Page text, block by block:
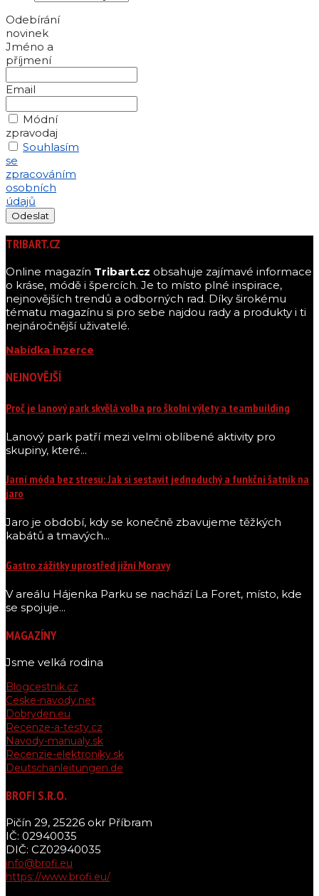
Odebírání
novinek
Jméno a
příjmení
Email
Módní
zpravodaj
Souhlasím
se
zpracováním
osobních
údajů
TRIBART.CZ
Online magazín Tribart.cz obsahuje zajímavé informace
o kráse, módě i špercích. Je to místo plné inspirace,
nejnovějších trendů a odborných rad. Díky širokému
tématu magazínu si pro sebe najdou rady a produkty i ti
nejnáročnější uživatelé.
Nabídka inzerce
NEJNOVĚJŠÍ
Proč je lanový park skvělá volba pro školní výlety a teambuilding
Lanový park patří mezi velmi oblíbené aktivity pro
skupiny, které...
Jarní móda bez stresu: Jak si sestavit jednoduchý a funkční šatník na
jaro
Jaro je období, kdy se konečně zbavujeme těžkých
kabátů a tmavých...
Gastro zážitky uprostřed jižní Moravy
V areálu Hájenka Parku se nachází La Foret, místo, kde
se spojuje...
MAGAZÍNY
Jsme velká rodina
Blogcestnik.cz
Ceske-navody.net
Dobryden.eu
Recenze-a-testy.cz
Navody-manualy.sk
Recenzie-elektroniky.sk
Deutschanleitungen.de
BROFI S.R.O.
Pičín 29, 25226 okr Příbram
IČ: 02940035
DIČ: CZ02940035
info@brofi.eu
https://www.brofi.eu/